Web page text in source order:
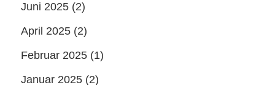
Juni 2025 (2)
April 2025 (2)
Februar 2025 (1)
Januar 2025 (2)